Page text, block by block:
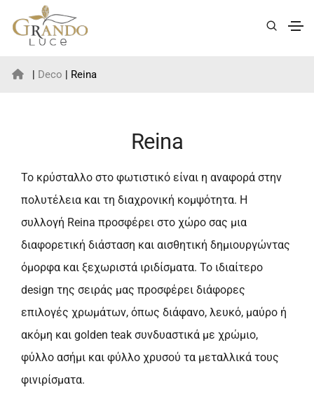
| Deco | Reina
Reina
Το κρύσταλλο στο φωτιστικό είναι η αναφορά στην
πολυτέλεια και τη διαχρονική κομψότητα. Η
συλλογή Reina προσφέρει στο χώρο σας μια
διαφορετική διάσταση και αισθητική δημιουργώντας
όμορφα και ξεχωριστά ιριδίσματα. Το ιδιαίτερο
design της σειράς μας προσφέρει διάφορες
επιλογές χρωμάτων, όπως διάφανο, λευκό, μαύρο ή
ακόμη και golden teak συνδυαστικά με χρώμιο,
φύλλο ασήμι και φύλλο χρυσού τα μεταλλικά τους
φινιρίσματα.